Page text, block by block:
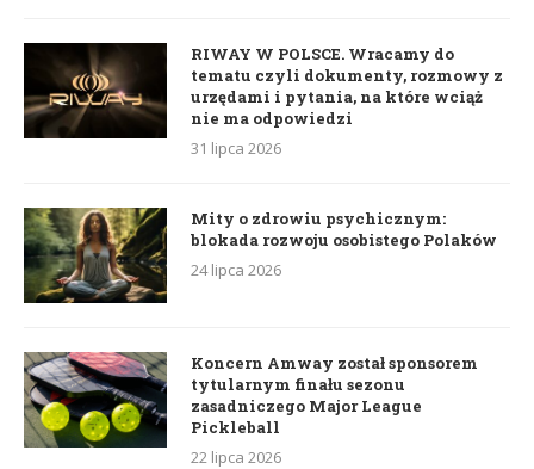
RIWAY W POLSCE. Wracamy do
tematu czyli dokumenty, rozmowy z
urzędami i pytania, na które wciąż
nie ma odpowiedzi
31 lipca 2026
Mity o zdrowiu psychicznym:
blokada rozwoju osobistego Polaków
24 lipca 2026
Koncern Amway został sponsorem
tytularnym finału sezonu
zasadniczego Major League
Pickleball
22 lipca 2026